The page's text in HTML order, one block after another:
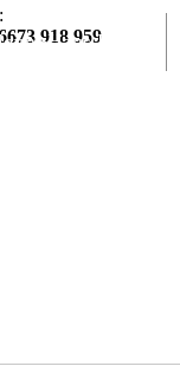
Deco
918 959